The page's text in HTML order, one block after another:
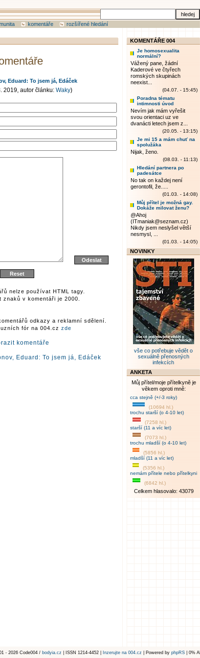
komentáře rozšířené hledání
Eduard: To jsem já, Edáček
2019, autor článku: Waky)
nelze používat HTML tagy.
znaků v komentáři je 2000.
odkazy a reklamní sdělení.
fór na 004.cz zde
komentáře
Eduard: To jsem já, Edáček
KOMENTÁŘE 004
Je homosexualita
normální?
Vážený pane, žádní
Kaderové ve čtyřech
romských skupinách
neexist...
(04.07. - 15:45)
Poradna tématu
intimnosti úvod
Nevím jak mám vyřešit
svou orientaci uz ve
dvanácti letech jsem z...
(20.05. - 13:15)
Je mi 15 a mám chuť na
spolužáka
Nijak, ženo.
(08.03. - 11:13)
Hledání partnera po
padesátce
No tak on každej není
gerontofil, že.....
(01.03. - 14:08)
Můj přítel je možná gay.
Dokáže milovat ženu?
@Ahoj
(ITmaniak@seznam.cz)
Nikdy jsem neslyšel větší
nesmysl, ...
(01.03. - 14:05)
NOVINKY
vše co potřebuje vědět o
sexuálně přenosných
infekcích
ANKETA
Můj přítel/moje přítelkyně je
věkem oproti mně:
cca stejně (+/-3 roky)
(10694 hl.)
trochu starší (o 4-10 let)
(7258 hl.)
starší (11 a víc let)
(7073 hl.)
trochu mladší (o 4-10 let)
(5856 hl.)
mladší (11 a víc let)
(5356 hl.)
nemám přítele nebo přítelkyni
(6842 hl.)
Celkem hlasovalo: 43079
- 2026 Code004 / bodyia.cz | ISSN 1214-4452 | Inzerujte na 004.cz | Powered by phpRS | 0% AI